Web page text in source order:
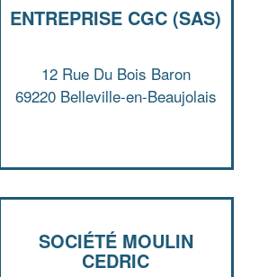
ENTREPRISE CGC (SAS)
12 Rue Du Bois Baron
69220 Belleville-en-Beaujolais
SOCIÉTÉ MOULIN
CEDRIC